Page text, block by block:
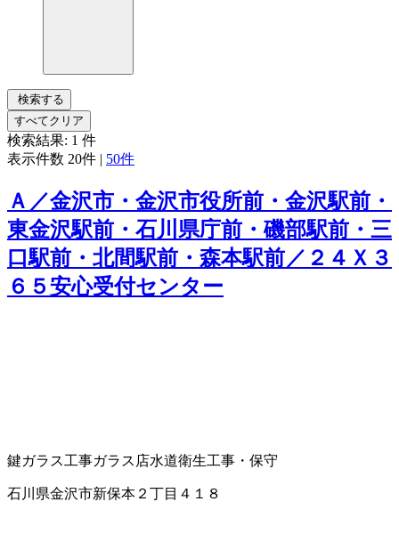
検索する
すべてクリア
検索結果: 1 件
表示件数 20件 | 50件
Ａ／金沢市・金沢市役所前・金沢駅前・
東金沢駅前・石川県庁前・磯部駅前・三
口駅前・北間駅前・森本駅前／２４Ｘ３
６５安心受付センター
鍵ガラス工事ガラス店水道衛生工事・保守
石川県金沢市新保本２丁目４１８